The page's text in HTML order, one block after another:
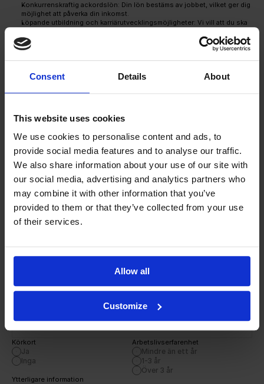
Consent Details About
This website uses cookies
We use cookies to personalise content and ads, to
provide social media features and to analyse our traffic.
We also share information about your use of our site with
our social media, advertising and analytics partners who
may combine it with other information that you’ve
provided to them or that they’ve collected from your use
of their services.
Allow all
Customize
Konkurrenskraftig ackordslön: Din lön bestäms av jobbet, vilket ger dig
möjlighet att påverka din inkomst.
Löpande utbildning och karriärutvecklingsmöjligheter: Vi vill att du ska
möjligheter att avancera i din karriär.
En uppmuntrande och gemensam arbetsmiljö: Vi har en god laganda
Hur man ansöker
0440930012. Om du vill kan du också skicka din ansökan och CV via e-
ansökan varför du skulle vara det perfekta tillskottet till vårt Salaojapiste-
Bygg en bättre framtid med oss ​​på Salaojapiste!
ÖPPEN JOBBANSÖKAN
info@salaojapiste.fi
Ring oss
TikTok Instagram Youtube
Körkort
Ja
Inga
Arbetslivserfarenhet
Mindre än ett år
1-3 år
Över 3 år
Ytterligare information